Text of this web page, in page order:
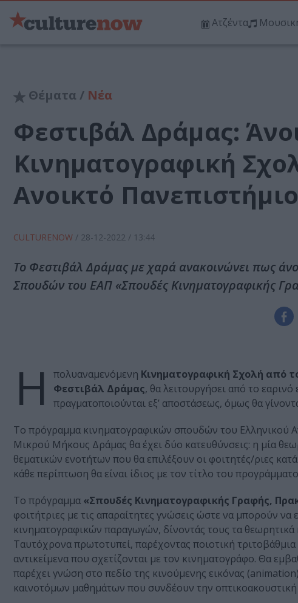
Ατζέντα
Θέματα / Νέα
Φεστιβάλ Δράμας:
Κινηματογραφική
Ανοικτό Πανεπιστήμιο
CULTURENOW / 28-12-2022 / 13:44
Το Φεστιβάλ Δράμας με χαρά ανακοινώνει πως
Σπουδών του ΕΑΠ «Σπουδές Κινηματογραφικής
Η πολυαναμενόμενη Κινηματογραφική Σχολή από
Φεστιβάλ Δράμας, θα λειτουργήσει από το
πραγματοποιούνται εξ’ αποστάσεως, όμως θα
Το πρόγραμμα κινηματογραφικών σπουδών του Ελληνικού
Μικρού Μήκους Δράμας θα έχει δύο κατευθύνσεις: η μία
θεματικών ενοτήτων που θα επιλέξουν οι φοιτητές/ριες
κάθε περίπτωση θα είναι ίδιος με τον τίτλο του
Το πρόγραμμα «Σπουδές Κινηματογραφικής Γραφής,
φοιτήτριες με τις απαραίτητες γνώσεις ώστε να μπορούν
κινηματογραφικών παραγωγών, δίνοντάς τους τα
Ταυτόχρονα πρωτοτυπεί, παρέχοντας ποιοτική
αντικείμενα που σχετίζονται με τον κινηματογράφο. Θα
παρέχει γνώση στο πεδίο της κινούμενης εικόνας
καινοτόμων μαθημάτων που συνδέουν την